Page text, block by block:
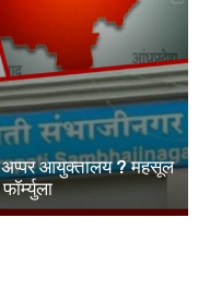
अप्पर आयुक्तालय ? महसूल